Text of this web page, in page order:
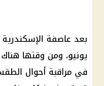
بعد عاصفة
يونيو، ومن وقتها
في مراقبة أحوال